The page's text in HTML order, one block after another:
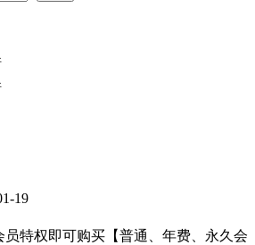
19
员特权即可购买【普通、年费、永久会